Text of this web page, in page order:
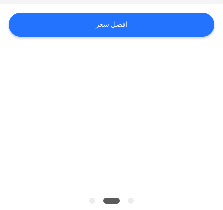
أسعار
افضل سعر